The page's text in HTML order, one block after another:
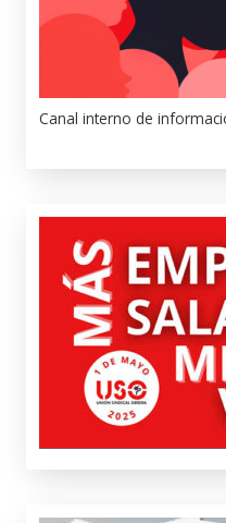
Canal interno de